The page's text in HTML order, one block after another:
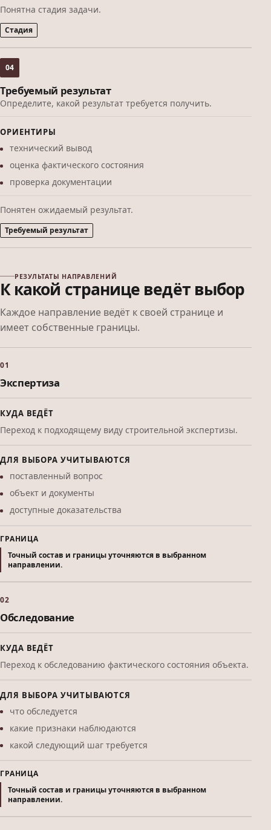
Понятна стадия задачи.
Стадия
04
Требуемый результат
Определите, какой результат требуется получить.
ОРИЕНТИРЫ
технический вывод
оценка фактического состояния
проверка документации
Понятен ожидаемый результат.
Требуемый результат
РЕЗУЛЬТАТЫ НАПРАВЛЕНИЙ
К какой странице ведёт выбор
Каждое направление ведёт к своей странице и
имеет собственные границы.
01
Экспертиза
КУДА ВЕДЁТ
Переход к подходящему виду строительной экспертизы.
ДЛЯ ВЫБОРА УЧИТЫВАЮТСЯ
поставленный вопрос
объект и документы
доступные доказательства
ГРАНИЦА
Точный состав и границы уточняются в выбранном
направлении.
02
Обследование
КУДА ВЕДЁТ
Переход к обследованию фактического состояния объекта.
ДЛЯ ВЫБОРА УЧИТЫВАЮТСЯ
что обследуется
какие признаки наблюдаются
какой следующий шаг требуется
ГРАНИЦА
Точный состав и границы уточняются в выбранном
направлении.